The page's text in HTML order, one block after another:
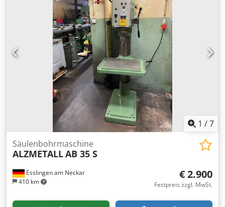
1 /7
Esslingen am Neckar
410 km
Säulenbohrmaschine
ALZMETALLAB 35 S
€ 2.900
Festpreis zzgl. MwSt.